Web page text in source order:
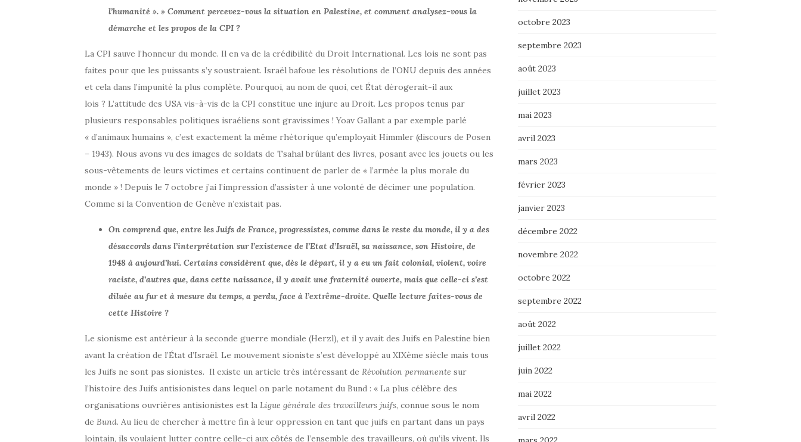
l’humanité ». » Comment percevez-vous la situation en Palestine, et comment analysez-vous la
démarche et les propos de la CPI ?
La CPI sauve l’honneur du monde. Il en va de la crédibilité du Droit International. Les lois ne sont pas
faites pour que les puissants s’y soustraient. Israël bafoue les résolutions de l’ONU depuis des années
et cela dans l’impunité la plus complète. Pourquoi, au nom de quoi, cet État dérogerait-il aux
lois ? L’attitude des USA vis-à-vis de la CPI constitue une injure au Droit. Les propos tenus par
plusieurs responsables politiques israéliens sont gravissimes ! Yoav Gallant a par exemple parlé
« d’animaux humains », c’est exactement la même rhétorique qu’employait Himmler (discours de Posen
– 1943). Nous avons vu des images de soldats de Tsahal brûlant des livres, posant avec les jouets ou les
sous-vêtements de leurs victimes et certains continuent de parler de « l’armée la plus morale du
monde » ! Depuis le 7 octobre j’ai l’impression d’assister à une volonté de décimer une population.
Comme si la Convention de Genève n’existait pas.
On comprend que, entre les Juifs de France, progressistes, comme dans le reste du monde, il y a des
désaccords dans l’interprétation sur l’existence de l’Etat d’Israël, sa naissance, son Histoire, de
1948 à aujourd’hui. Certains considèrent que, dès le départ, il y a eu un fait colonial, violent, voire
raciste, d’autres que, dans cette naissance, il y avait une fraternité ouverte, mais que celle-ci s’est
diluée au fur et à mesure du temps, a perdu, face à l’extrême-droite. Quelle lecture faites-vous de
cette Histoire ?
Le sionisme est antérieur à la seconde guerre mondiale (Herzl), et il y avait des Juifs en Palestine bien
avant la création de l’État d’Israël. Le mouvement sioniste s’est développé au XIXème siècle mais tous
les Juifs ne sont pas sionistes. Il existe un article très intéressant de Révolution permanente sur
l’histoire des Juifs antisionistes dans lequel on parle notament du Bund : « La plus célèbre des
organisations ouvrières antisionistes est la Ligue générale des travailleurs juifs, connue sous le nom
de Bund. Au lieu de chercher à mettre fin à leur oppression en tant que juifs en partant dans un pays
lointain, ils voulaient lutter contre celle-ci aux côtés de l’ensemble des travailleurs, où qu’ils vivent. Ils
octobre 2023
septembre 2023
août 2023
juillet 2023
mai 2023
avril 2023
mars 2023
février 2023
janvier 2023
décembre 2022
novembre 2022
octobre 2022
septembre 2022
août 2022
juillet 2022
juin 2022
mai 2022
avril 2022